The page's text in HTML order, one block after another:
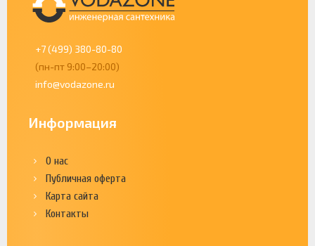
+7 (499) 380-80-80
(пн-пт 9:00–20:00)
info@vodazone.ru
Информация
О нас
Публичная оферта
Карта сайта
Контакты